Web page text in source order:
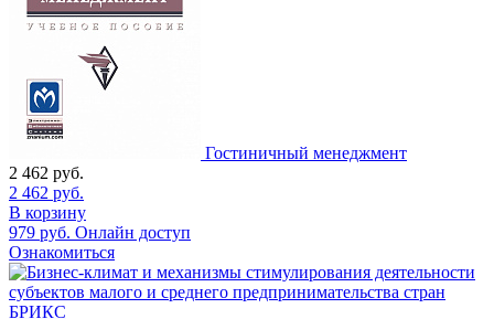
Гостиничный менеджмент
2 462 руб.
2 462 руб.
В корзину
979 руб. Онлайн доступ
Ознакомиться